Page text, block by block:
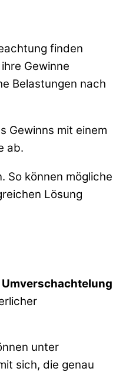
finden
Gewinne
Belastungen nach
Gewinns mit einem
ab.
So können mögliche
Lösung
Umverschachtelung
unter
sich, die genau